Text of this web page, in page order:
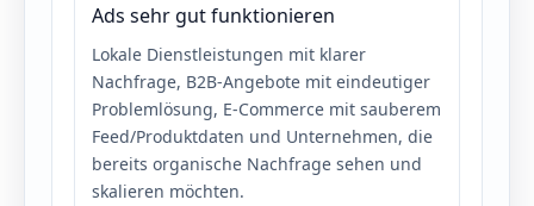
Ads sehr gut funktionieren
Lokale Dienstleistungen mit klarer
Nachfrage, B2B-Angebote mit eindeutiger
Problemlösung, E-Commerce mit sauberem
Feed/Produktdaten und Unternehmen, die
bereits organische Nachfrage sehen und
skalieren möchten.